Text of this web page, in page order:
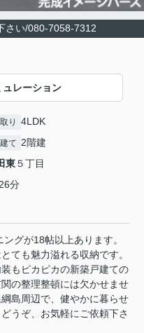
さい/080-7058-7312
ュレーション
り 4LDK
て 2階建
東５丁目
分
グが18帖以上あります。
ても魅力溢れる収納です。
もピカピカの新築戸建ての
の整理整頓には欠かせませ
島周辺で、健やかに暮らせ
うぞ、お気軽にご依頼下さ